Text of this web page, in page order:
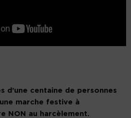
d’une centaine de personnes
marche festive à
NON au harcèlement.